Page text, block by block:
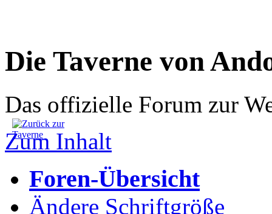
Die Taverne von
Das offizielle Forum zur
Zum Inhalt
Foren-Übersicht
Ändere Schriftgröße